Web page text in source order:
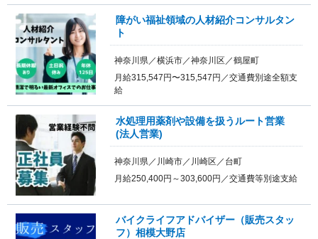
障がい福祉領域の人材紹介コンサルタン
ト
神奈川県／横浜市／神奈川区／鶴屋町
月給315,547円〜315,547円／交通費別途全額支
給
水処理用薬剤や設備を扱うルート営業
(法人営業)
神奈川県／川崎市／川崎区／台町
月給250,400円～303,600円／交通費等別途支給
バイクライフアドバイザー（販売スタッ
フ）相模大野店